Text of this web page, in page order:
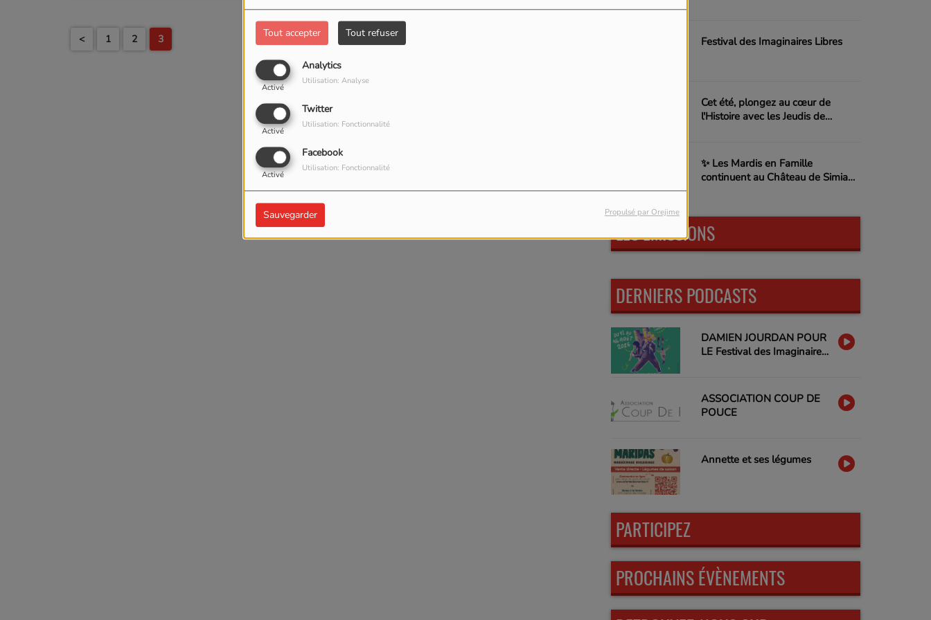
Tout accepter Tout refuser
Analytics
Activé
Utilisation: Analyse
Twitter
Activé
Utilisation: Fonctionnalité
Facebook
Activé
Utilisation: Fonctionnalité
Sauvegarder Propulsé par Orejime
< 1 2 3 Festival des Imaginaires Libres
Cet été, plongez au cœur de
l'Histoire avec les Jeudis de
✨ Les Mardis en Famille
continuent au Château de Simiane
LES ÉMISSIONS
DERNIERS PODCASTS
DAMIEN JOURDAN POUR
LE Festival des Imaginaires
ASSOCIATION COUP DE
POUCE
Annette et ses légumes
PARTICIPEZ
PROCHAINS ÉVÈNEMENTS